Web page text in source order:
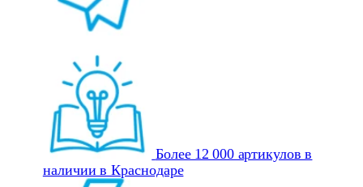
Более 12 000 артикулов в
наличии в Краснодаре